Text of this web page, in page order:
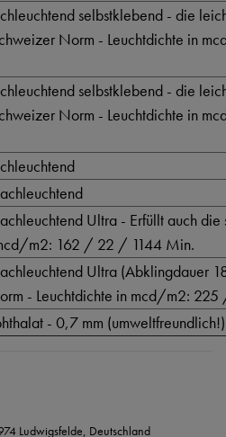
selbstklebend - die
Norm - Leuchtdichte in
selbstklebend - die
Norm - Leuchtdichte in
Ultra - Erfüllt auch
m2: 162 / 22 / 1144 Min.
Ultra (Abklingdauer
- Leuchtdichte in mcd/m2:
- 0,7 mm (umweltfreundlich!)
Ludwigsfelde, Deutschland